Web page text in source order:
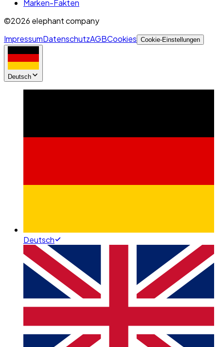
Marken-Fakten
©2026 elephant company
ImpressumDatenschutzAGBCookies Cookie-Einstellungen
Deutsch
Deutsch